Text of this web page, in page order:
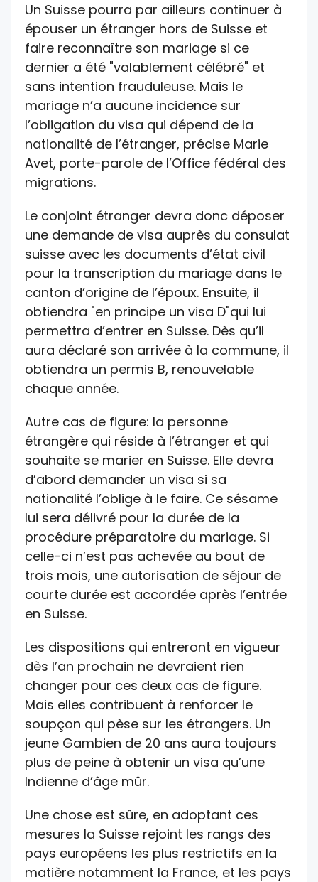
Un Suisse pourra par ailleurs continuer à
épouser un étranger hors de Suisse et
faire reconnaître son mariage si ce
dernier a été "valablement célébré" et
sans intention frauduleuse. Mais le
mariage n’a aucune incidence sur
l’obligation du visa qui dépend de la
nationalité de l’étranger, précise Marie
Avet, porte-parole de l’Office fédéral des
migrations.
Le conjoint étranger devra donc déposer
une demande de visa auprès du consulat
suisse avec les documents d’état civil
pour la transcription du mariage dans le
canton d’origine de l’époux. Ensuite, il
obtiendra "en principe un visa D"qui lui
permettra d’entrer en Suisse. Dès qu’il
aura déclaré son arrivée à la commune, il
obtiendra un permis B, renouvelable
chaque année.
Autre cas de figure: la personne
étrangère qui réside à l’étranger et qui
souhaite se marier en Suisse. Elle devra
d’abord demander un visa si sa
nationalité l’oblige à le faire. Ce sésame
lui sera délivré pour la durée de la
procédure préparatoire du mariage. Si
celle-ci n’est pas achevée au bout de
trois mois, une autorisation de séjour de
courte durée est accordée après l’entrée
en Suisse.
Les dispositions qui entreront en vigueur
dès l’an prochain ne devraient rien
changer pour ces deux cas de figure.
Mais elles contribuent à renforcer le
soupçon qui pèse sur les étrangers. Un
jeune Gambien de 20 ans aura toujours
plus de peine à obtenir un visa qu’une
Indienne d’âge mûr.
Une chose est sûre, en adoptant ces
mesures la Suisse rejoint les rangs des
pays européens les plus restrictifs en la
matière notamment la France, et les pays